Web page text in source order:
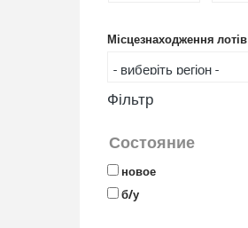
Місцезнаходження лотів
Фільтр
Состояние
новое
б/у